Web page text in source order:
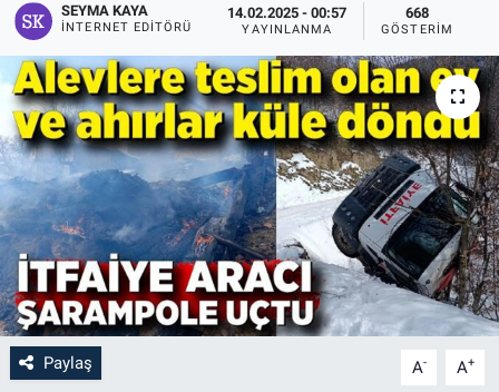
SEYMA KAYA
İNTERNET EDITÖRÜ
14.02.2025 - 00:57
YAYINLANMA
668
GÖSTERIM
Paylaş A- A+
Spor
Resmi İlan
Son Dakika Haberleri
Haber Arşivi